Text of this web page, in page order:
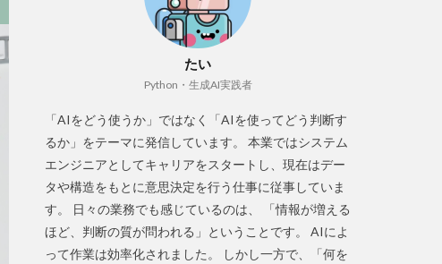
たい
Python・生成AI実践者
「AIをどう使うか」ではなく「AIを使ってどう判断す
るか」をテーマに発信しています。 本業ではシステム
エンジニアとしてキャリアをスタートし、現在はデー
タや構造をもとに意思決定を行う仕事に従事していま
す。 日々の業務でも感じているのは、 「情報が増える
ほど、判断の質が問われる」ということです。 AIによ
って作業は効率化されました。 しかし一方で、「何を